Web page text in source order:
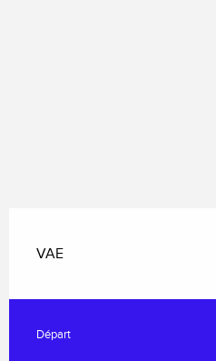
VAE
Informations pratiques
Départ